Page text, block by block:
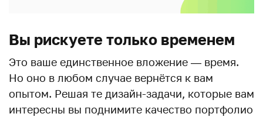
Вы рискуете только временем
Это ваше единственное вложение — время.
Но оно в любом случае вернётся к вам
опытом. Решая те дизайн-задачи, которые вам
интересны вы поднимите качество портфолио